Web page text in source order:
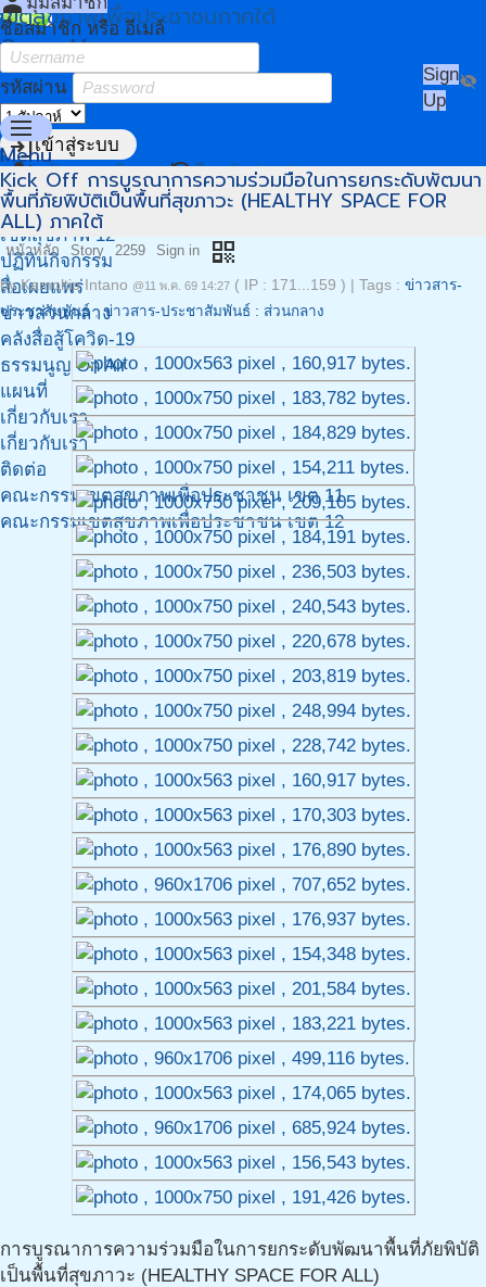
เขตสุขภาพเพื่อประชาชนภาคใต้
Owner Menu
ชื่อสมาชิก หรือ อีเมล์
รหัสผ่าน visibility_off
loginเข้าสู่ระบบ
person_addสมัครสมาชิก restoreลืมรหัสผ่าน?
Sign
Up
menu
Menu
หน้าแรก
เขตสุขภาพ 11
เขตสุขภาพ 12
ปฏิทินกิจกรรม
สื่อเผยแพร่
ข่าวส่วนกลาง
คลังสื่อสู้โควิด-19
ธรรมนูญ On Air
แผนที่
เกี่ยวกับเรา
เกี่ยวกับเรา
ติดต่อ
คณะกรรมเขตสุขภาพเพื่อประชาชน เขต 11
คณะกรรมเขตสุขภาพเพื่อประชาชน เขต 12
Kick Off การบูรณาการความร่วมมือในการยกระดับพัฒนา
พื้นที่ภัยพิบัติเป็นพื้นที่สุขภาวะ (HEALTHY SPACE FOR
ALL) ภาคใต้
หน้าหลัก Story 2259 Sign in qr_code
byKamoltip Intano @11 พ.ค. 69 14:27 ( IP : 171...159 ) Tags : ข่าวสาร-
ประชาสัมพันธ์, ข่าวสาร-ประชาสัมพันธ์ : ส่วนกลาง
การบูรณาการความร่วมมือในการยกระดับพัฒนาพื้นที่ภัยพิบัติ
เป็นพื้นที่สุขภาวะ (HEALTHY SPACE FOR ALL)